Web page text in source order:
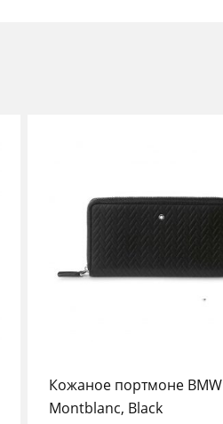
Кожаное портмоне BMW
Montblanc, Black